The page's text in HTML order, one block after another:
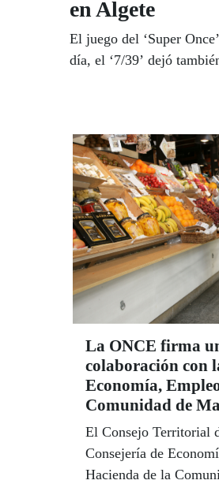
en Algete
El juego del ‘Super
día, el ‘7/39’ dejó
La ONCE firma
colaboración con
Economía,
Comunidad de
El Consejo Territorial
Consejería de
Hacienda de la